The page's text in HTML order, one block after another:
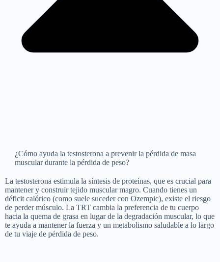
¿Cómo ayuda la testosterona a prevenir la pérdida de masa
muscular durante la pérdida de peso?
La testosterona estimula la síntesis de proteínas, que es crucial para
mantener y construir tejido muscular magro. Cuando tienes un
déficit calórico (como suele suceder con Ozempic), existe el riesgo
de perder músculo. La TRT cambia la preferencia de tu cuerpo
hacia la quema de grasa en lugar de la degradación muscular, lo que
te ayuda a mantener la fuerza y un metabolismo saludable a lo largo
de tu viaje de pérdida de peso.